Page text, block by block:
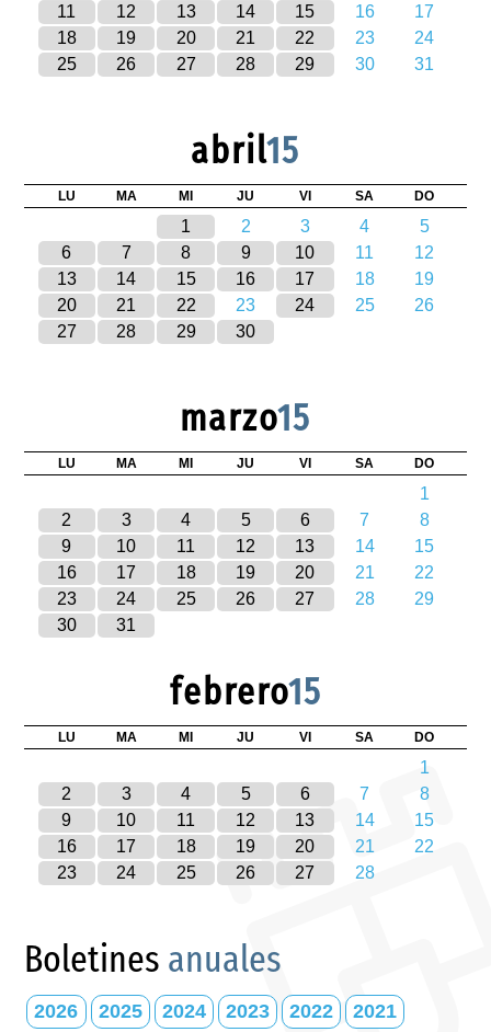
11
12 13 14 15 16
17
18
19 20 21 22 23
24
25
26 27 28 29 30 31
abril15
LU MA MI JU VI SA DO
1 2 3 4
5
6
7 8 9 10 11
12
13
14 15 16 17 18
19
20
21 22 23 24 25
26
27
28 29 30
marzo15
LU MA MI JU VI SA DO
1
2
3 4 5 6 7
8
9
10 11 12 13 14
15
16
17 18 19 20 21
22
23
24 25 26 27 28
29
30
31
febrero15
LU MA MI JU VI SA DO
1
2
3 4 5 6 7
8
9
10 11 12 13 14
15
16
17 18 19 20 21
22
23
24 25 26 27 28
Boletines anuales
2026 2025 2024 2023 2022 2021